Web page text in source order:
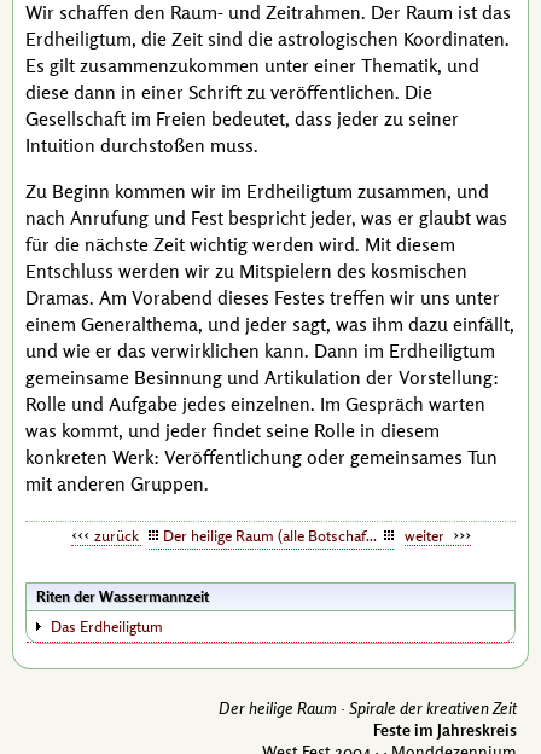
Wir schaffen den Raum- und Zeitrahmen. Der Raum ist das
Erdheiligtum, die Zeit sind die astrologischen Koordinaten.
Es gilt zusammenzukommen unter einer Thematik, und
diese dann in einer Schrift zu veröffentlichen. Die
Gesellschaft im Freien bedeutet, dass jeder zu seiner
Intuition durchstoßen muss.
Zu Beginn kommen wir im Erdheiligtum zusammen, und
nach Anrufung und Fest bespricht jeder, was er glaubt was
für die nächste Zeit wichtig werden wird. Mit diesem
Entschluss werden wir zu Mitspielern des kosmischen
Dramas. Am Vorabend dieses Festes treffen wir uns unter
einem Generalthema, und jeder sagt, was ihm dazu einfällt,
und wie er das verwirklichen kann. Dann im Erdheiligtum
gemeinsame Besinnung und Artikulation der Vorstellung:
Rolle und Aufgabe jedes einzelnen. Im Gespräch warten
was kommt, und jeder findet seine Rolle in diesem
konkreten Werk: Veröffentlichung oder gemeinsames Tun
mit anderen Gruppen.
zurück Der heilige Raum (alle Botschaften) weiter
Riten der Wassermannzeit
Das Erdheiligtum
Der heilige Raum · Spirale der kreativen Zeit
Feste im Jahreskreis